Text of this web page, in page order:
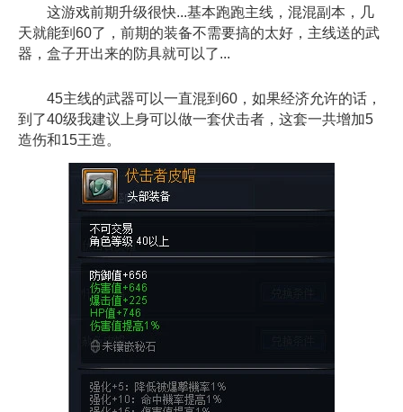
这游戏前期升级很快...基本跑跑主线，混混副本，几
天就能到60了，前期的装备不需要搞的太好，主线送的武
器，盒子开出来的防具就可以了...
45主线的武器可以一直混到60，如果经济允许的话，
到了40级我建议上身可以做一套伏击者，这套一共增加5
造伤和15王造。